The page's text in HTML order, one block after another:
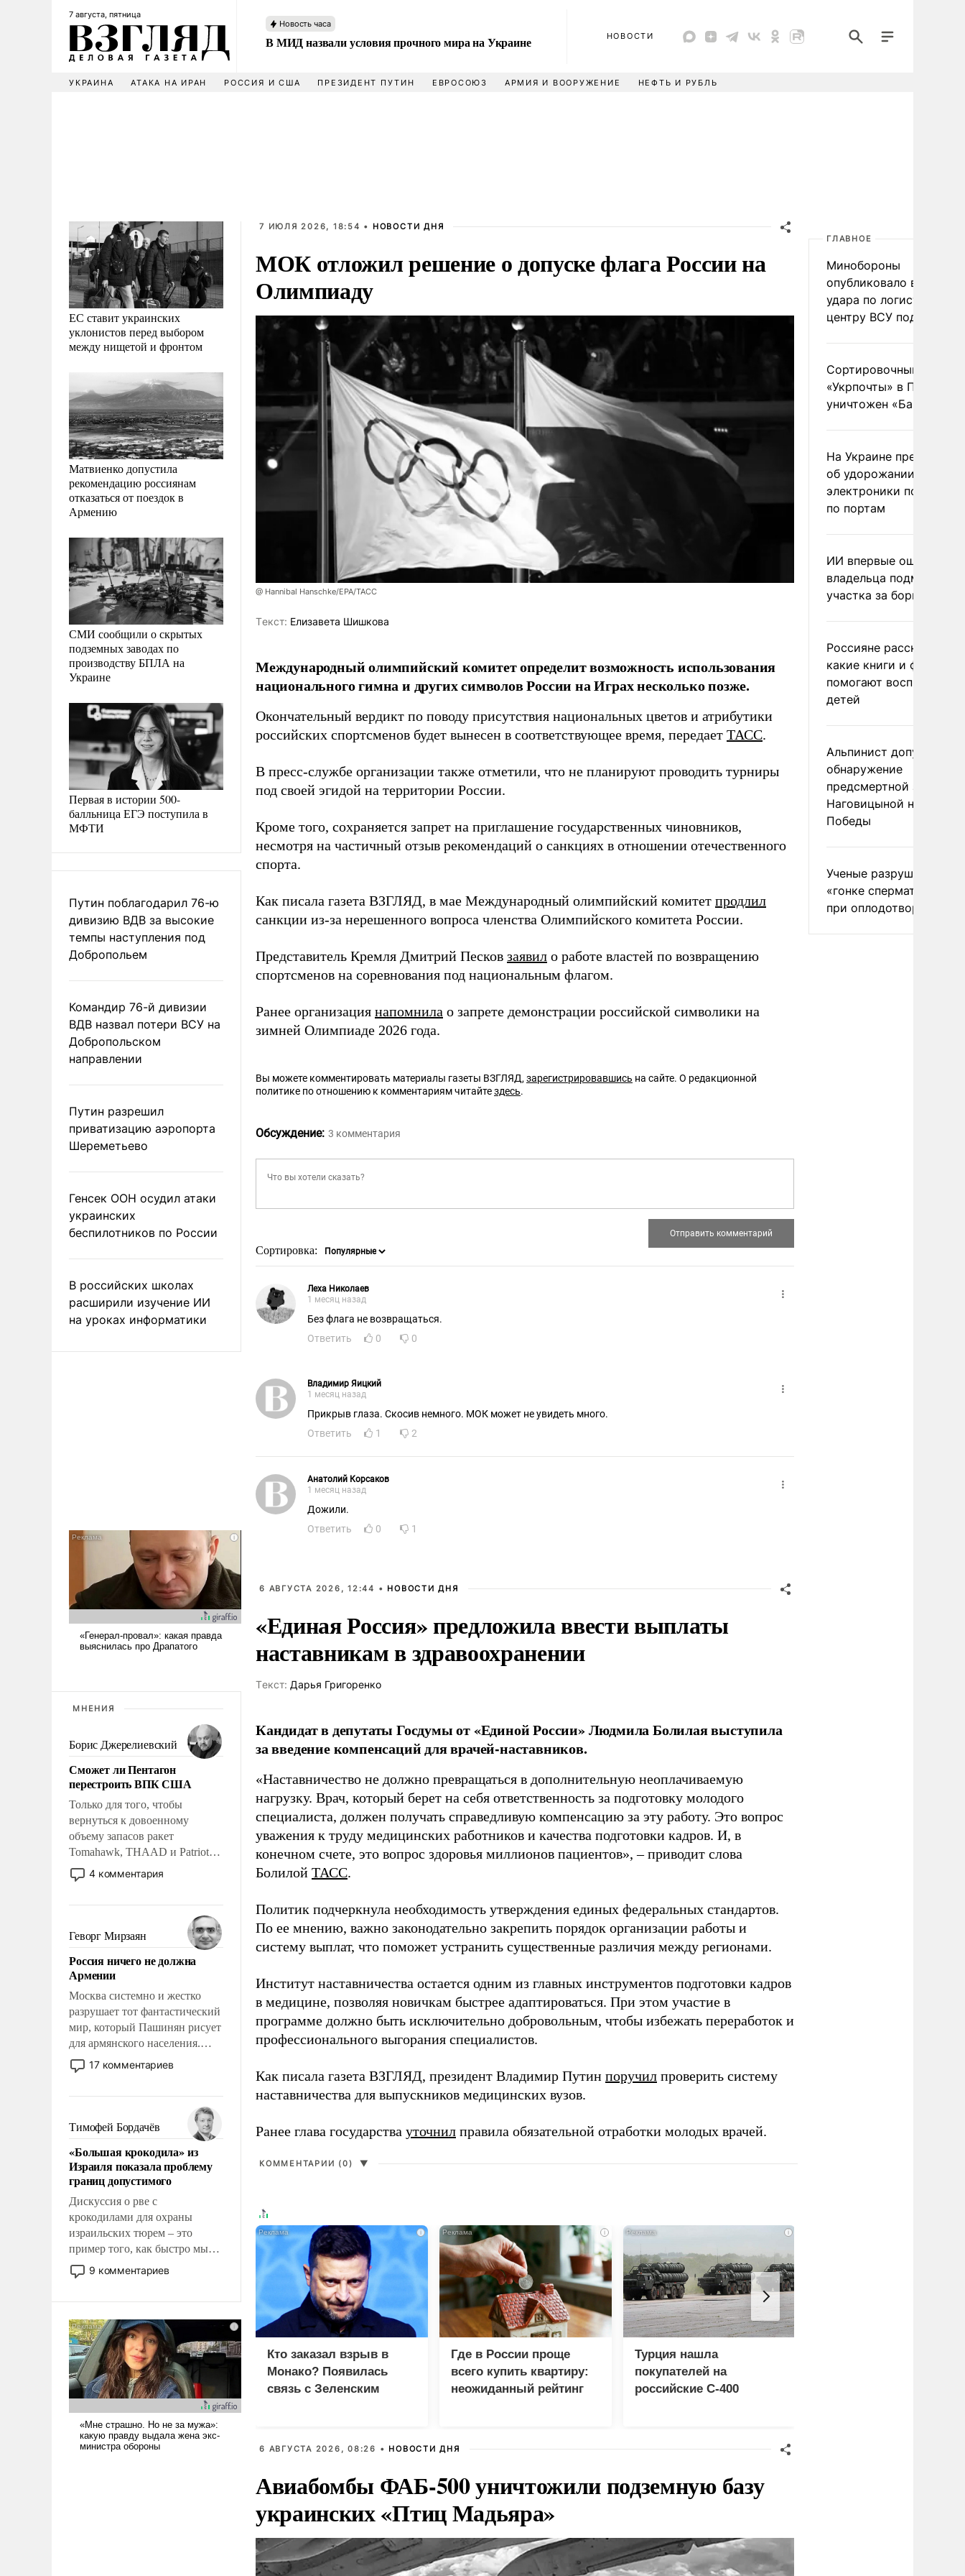
7 августа, пятница
Новость часа
В МИД назвали условия прочного мира на Украине НОВОСТИ
УКРАИНА АТАКА НА ИРАН РОССИЯ И США ПРЕЗИДЕНТ ПУТИН ЕВРОСОЮЗ АРМИЯ И ВООРУЖЕНИЕ НЕФТЬ И РУБЛЬ
ЕС ставит украинских
уклонистов перед выбором
между нищетой и фронтом
Матвиенко допустила
рекомендацию россиянам
отказаться от поездок в
Армению
СМИ сообщили о скрытых
подземных заводах по
производству БПЛА на
Украине
Первая в истории 500-
балльница ЕГЭ поступила в
МФТИ
Путин поблагодарил 76-ю
дивизию ВДВ за высокие
темпы наступления под
Добропольем
Командир 76-й дивизии
ВДВ назвал потери ВСУ на
Добропольском
направлении
Путин разрешил
приватизацию аэропорта
Шереметьево
Генсек ООН осудил атаки
украинских
беспилотников по России
В российских школах
расширили изучение ИИ
на уроках информатики
МНЕНИЯ
Борис Джерелиевский
Сможет ли Пентагон
перестроить ВПК США
Только для того, чтобы
вернуться к довоенному
объему запасов ракет
Tomahawk, THAAD и Patriot
США потребуется более трех
лет. Даже небольшая война с
Сложившаяся ситуация
означает многолетний период
уязвимости США, например,
перед Китаем.
4 комментария
Геворг Мирзаян
Россия ничего не должна
Армении
Москва системно и жестко
разрушает тот фантастический
мир, который Пашинян рисует
для армянского населения.
Мир, где политические
прожекты будут безусловно
налогоплательщиков и где
Еревану за свои поступки не
нужно отвечать.
17 комментариев
Тимофей Бордачёв
«Большая крокодила» из
Израиля показала проблему
границ допустимого
Дискуссия о рве с
крокодилами для охраны
израильских тюрем – это
пример того, как быстро мы
двигаемся по пути
революционных изменений.
псевдонаучной фантастики,
стало всерьез обсуждаемой
идеей.
9 комментариев
7 ИЮЛЯ 2026, 18:54 • НОВОСТИ ДНЯ
МОК отложил решение о допуске флага России на
Олимпиаду
@ Hannibal Hanschke/EPA/ТАСС
Tекст: Елизавета Шишкова
Международный олимпийский комитет определит возможность использования
национального гимна и других символов России на Играх несколько позже.
Окончательный вердикт по поводу присутствия национальных цветов и атрибутики
российских спортсменов будет вынесен в соответствующее время, передает ТАСС.
В пресс-службе организации также отметили, что не планируют проводить турниры
под своей эгидой на территории России.
Кроме того, сохраняется запрет на приглашение государственных чиновников,
несмотря на частичный отзыв рекомендаций о санкциях в отношении отечественного
спорта.
Как писала газета ВЗГЛЯД, в мае Международный олимпийский комитет продлил
санкции из-за нерешенного вопроса членства Олимпийского комитета России.
Представитель Кремля Дмитрий Песков заявил о работе властей по возвращению
спортсменов на соревнования под национальным флагом.
Ранее организация напомнила о запрете демонстрации российской символики на
зимней Олимпиаде 2026 года.
Вы можете комментировать материалы газеты ВЗГЛЯД,зарегистрировавшись на сайте. О редакционной
политике по отношению к комментариям читайтездесь.
Обсуждение: 3 комментария
Сортировка:
Леха Николаев
1 месяц назад
Без флага не возвращаться.
Ответить
0 0
Владимир Яицкий
1 месяц назад
Прикрыв глаза. Скосив немного. МОК может не увидеть много.
Ответить
1 2
Анатолий Корсаков
1 месяц назад
Дожили.
Ответить
0 1
6 АВГУСТА 2026, 12:44 • НОВОСТИ ДНЯ
«Единая Россия» предложила ввести выплаты
наставникам в здравоохранении
Tекст: Дарья Григоренко
Кандидат в депутаты Госдумы от «Единой России» Людмила Болилая выступила
за введение компенсаций для врачей-наставников.
«Наставничество не должно превращаться в дополнительную неоплачиваемую
нагрузку. Врач, который берет на себя ответственность за подготовку молодого
специалиста, должен получать справедливую компенсацию за эту работу. Это вопрос
уважения к труду медицинских работников и качества подготовки кадров. И, в
конечном счете, это вопрос здоровья миллионов пациентов», – приводит слова
Болилой ТАСС.
Политик подчеркнула необходимость утверждения единых федеральных стандартов.
По ее мнению, важно законодательно закрепить порядок организации работы и
систему выплат, что поможет устранить существенные различия между регионами.
Институт наставничества остается одним из главных инструментов подготовки кадров
в медицине, позволяя новичкам быстрее адаптироваться. При этом участие в
программе должно быть исключительно добровольным, чтобы избежать переработок и
профессионального выгорания специалистов.
Как писала газета ВЗГЛЯД, президент Владимир Путин поручил проверить систему
наставничества для выпускников медицинских вузов.
Ранее глава государства уточнил правила обязательной отработки молодых врачей.
КОММЕНТАРИИ (0) ▼
i
Кто заказал взрыв в
Монако? Появилась
связь с Зеленским
i
Где в России проще
всего купить квартиру:
неожиданный рейтинг
i
Турция нашла
покупателей на
российские C-400
6 АВГУСТА 2026, 08:26 • НОВОСТИ ДНЯ
Авиабомбы ФАБ-500 уничтожили подземную базу
украинских «Птиц Мадьяра»
ГЛАВНОЕ
Минобороны
опубликовало видео
удара по
центру ВСУ под Киевом
Сортировочный пункт
«Укрпочты» в
уничтожен
На Украине
об удорожании
электроники после
по портам
ИИ впервые
владельца
участка за борщевик
Россияне рассказали,
какие книги и фильмы
помогают воспитывать
детей
Альпинист допустил
обнаружение
предсмертной записки
Наговицыной на пике
Победы
Ученые разрушили миф
«гонке
при оплодотворении